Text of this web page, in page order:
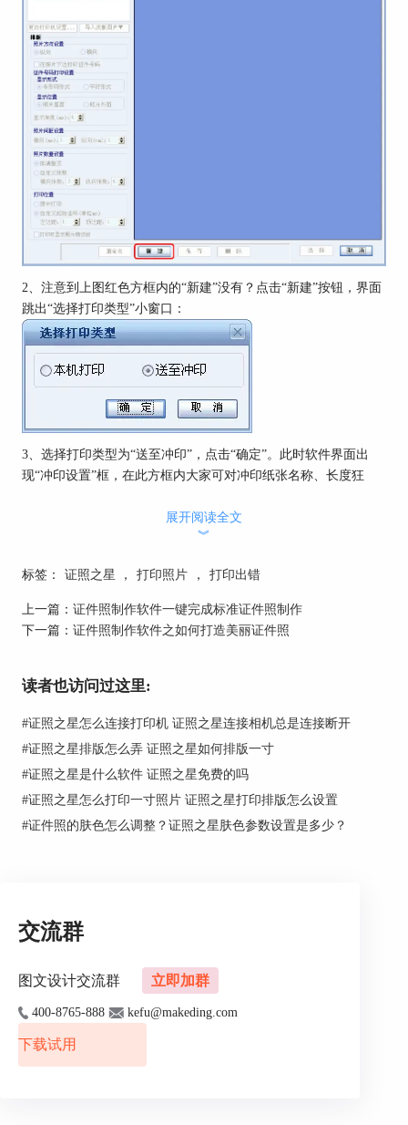
2、注意到上图红色方框内的“新建”没有？点击“新建”按钮，界面
跳出“选择打印类型”小窗口：
3、选择打印类型为“送至冲印”，点击“确定”。此时软件界面出
现“冲印设置”框，在此方框内大家可对冲印纸张名称、长度狂
你也碰到证件照无法打印的问题，请记住设置证照之星的照片打
印方式为“送冲打印”~~
展开阅读全文
︾
标签： 证照之星 ， 打印照片 ， 打印出错
上一篇： 证件照制作软件一键完成标准证件照制作
下一篇： 证件照制作软件之如何打造美丽证件照
读者也访问过这里:
#证照之星怎么连接打印机 证照之星连接相机总是连接断开
#证照之星排版怎么弄 证照之星如何排版一寸
#证照之星是什么软件 证照之星免费的吗
#证照之星怎么打印一寸照片 证照之星打印排版怎么设置
#证件照的肤色怎么调整？证照之星肤色参数设置是多少？
交流群
图文设计交流群 立即加群
400-8765-888 kefu@makeding.com
下载试用